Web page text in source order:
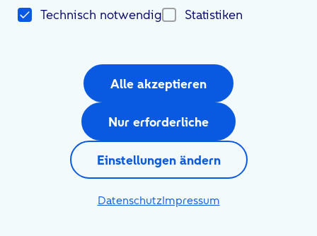
Technisch notwendig Statistiken
Alle akzeptieren
Nur erforderliche
Einstellungen ändern
DatenschutzImpressum